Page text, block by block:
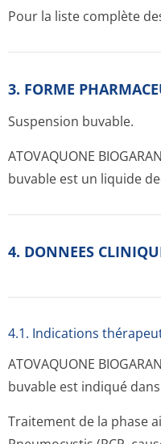
Pour la liste complète
3. FORME
Suspension buvable.
ATOVAQUONE
buvable est un liquide
4. DONNEES
4.1. Indications
ATOVAQUONE
buvable est indiqué
Traitement de la phase